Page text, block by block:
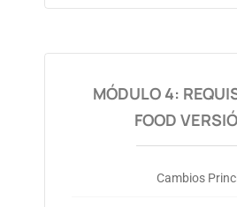
MÓDULO 4:
FOOD
Cambios